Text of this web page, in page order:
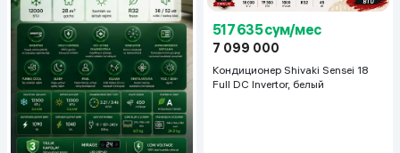
517 635 сум/мес
7 099 000
Кондиционер Shivaki Sensei 18
Full DC Invertor, белый